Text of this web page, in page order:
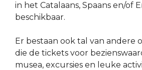
in het Catalaans, Spaans en/of
beschikbaar.
Er bestaan ook tal van andere
die de tickets voor
musea, excursies en leuke